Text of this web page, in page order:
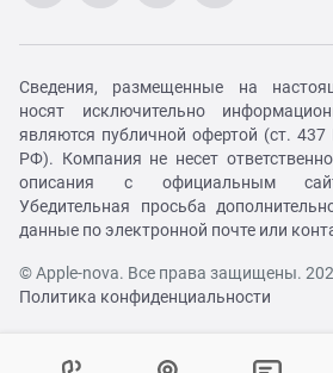
Сведения, размещенные на
носят исключительно
являются публичной офертой (ст. 437
РФ). Компания не несет
описания с официальным
Убедительная просьба
данные по электронной почте или
© Apple-nova. Все права защищены.
Политика конфиденциальности
Контактный центр
Как вам удобнее с нами связаться?
Войти в личный кабинет